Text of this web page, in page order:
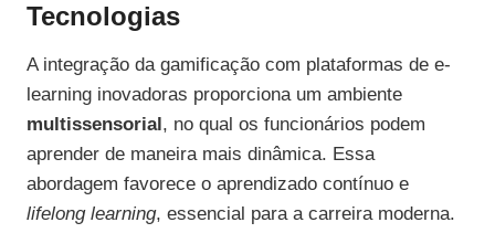
Tecnologias
A integração da gamificação com plataformas de e-
learning inovadoras proporciona um ambiente
multissensorial , no qual os funcionários podem
aprender de maneira mais dinâmica. Essa
abordagem favorece o aprendizado contínuo e
lifelong learning, essencial para a carreira moderna.